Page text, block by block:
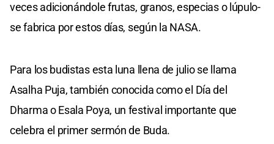
veces adicionándole frutas, granos, especias o lúpulo-
se fabrica por estos días, según la NASA.
Para los budistas esta luna llena de julio se llama
Asalha Puja, también conocida como el Día del
Dharma o Esala Poya, un festival importante que
celebra el primer sermón de Buda.